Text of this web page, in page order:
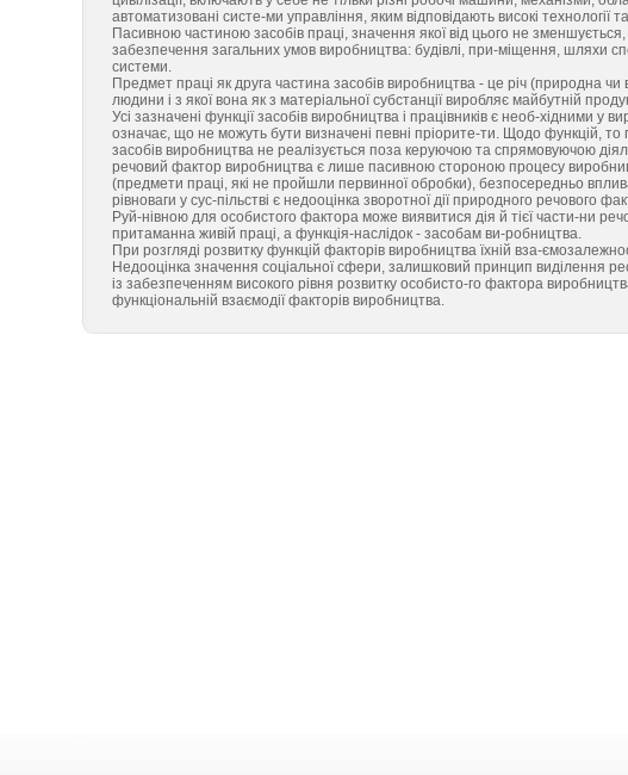
автоматизовані систе-ми управління, яким відповідають високі технології
Пасивною частиною засобів праці, значення якої від цього не
забезпечення загальних умов виробництва: будівлі, при-міщення, шляхи
системи.
Предмет праці як друга частина засобів виробництва - це річ (природна
людини і з якої вона як з матеріальної субстанції виробляє майбутній
Усі зазначені функції засобів виробництва і працівників є необ-хідними
означає, що не можуть бути визначені певні пріорите-ти. Щодо функцій,
засобів виробництва не реалізується поза керуючою та спрямовуючою
речовий фактор виробництва є лише пасивною стороною процесу
(предмети праці, які не пройшли первинної обробки), безпосередньо
рівноваги у сус-пільстві є недооцінка зворотної дії природного
Руй-нівною для особистого фактора може виявитися дія й тієї части-ни
притаманна живій праці, а функція-наслідок - засобам ви-робництва.
При розгляді розвитку функцій факторів виробництва їхній вза-
Недооцінка значення соціальної сфери, залишковий принцип виділення
із забезпеченням високого рівня розвитку особисто-го фактора
функціональній взаємодії факторів виробництва.